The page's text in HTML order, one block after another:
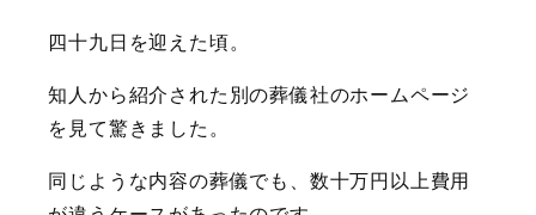
四十九日を迎えた頃。
知人から紹介された別の葬儀社のホームページ
を見て驚きました。
同じような内容の葬儀でも、数十万円以上費用